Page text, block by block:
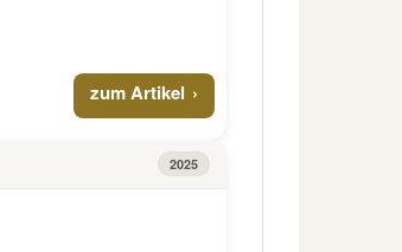
zum Artikel
2025